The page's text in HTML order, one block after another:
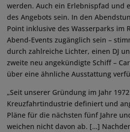
werden. Auch ein Erlebnispfad und
des Angebots sein. In den
Point inklusive des Wasserparks im
Abend-Events zugänglich sein –
durch zahlreiche Lichter, einen DJ
zweite neu angekündigte Schiff –
über eine ähnliche Ausstattung
„Seit unserer Gründung im Jahr
Kreuzfahrtindustrie definiert und
Pläne für die nächsten fünf Jahre
weichen nicht davon ab. […]